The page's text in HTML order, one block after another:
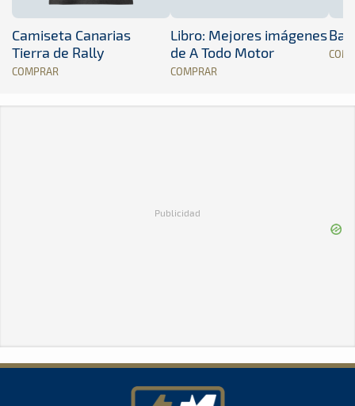
Camiseta Canarias
Tierra de Rally
COMPRAR
Libro: Mejores imágenes
de A Todo Motor
COMPRAR
Publicidad